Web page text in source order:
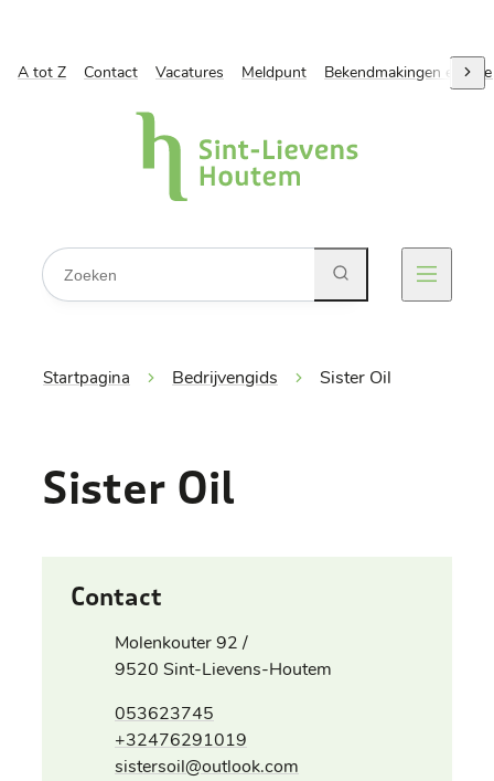
Naar inhoud
Gemeente Sint-Lievens-Houtem
A tot Z Contact Vacatures Meldpunt Bekendmakingen en
Waarmee kunnen we jou helpen?
Menu
Startpagina Bedrijvengids Sister Oil
Sister Oil
Contact
AdresMolenkouter 92 /
,9520 Sint-Lievens-Houtem
053623745
+32476291019
E-mailsistersoil@outlook.com